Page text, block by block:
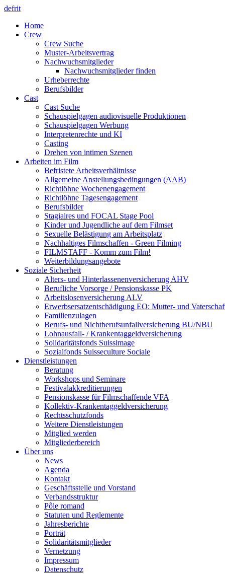
defrit
Home
Crew
Crew Suche
Muster-Arbeitsvertrag
Nachwuchsmitglieder
Nachwuchsmitglieder finden
Urheberrechte
Berufsbilder
Cast
Cast Suche
Schauspielgagen audiovisuelle Produktionen
Schauspielgagen Werbung
Interpretenrechte und KI
Casting
Drehen von intimen Szenen
Arbeiten im Film
Befristete Arbeitsverhältnisse
Allgemeine Anstellungsbedingungen (AAB)
Richtlöhne Wochenengagement
Richtlöhne Tagesengagement
Berufsbilder
Stagiaires und FOCAL Stage Pool
Kinder und Jugendliche auf dem Filmset
Sexuelle Belästigung am Arbeitsplatz
Nachhaltiges Filmschaffen - Green Filming
FILMSTAFF - Komm zum Film!
Weiterbildungsangebote
Soziale Sicherheit
Alters- und Hinterlassenenversicherung AHV
Berufliche Vorsorge / Pensionskasse PK
Arbeitslosenversicherung ALV
Erwerbsersatzentschädigung EO: Mutter- und
Familienzulagen
Berufs- und Nichtberufsunfallversicherung BU/NBU
Lohnausfall- / Krankentaggeldversicherung
Solidaritätsfonds Suissimage
Sozialfonds Suisseculture Sociale
Dienstleistungen
Beratung
Workshops und Seminare
Festivalakkreditierungen
Pensionskasse für Filmschaffende VFA
Kollektiv-Krankentaggeldversicherung
Rechtsschutzfonds
Weitere Dienstleistungen
Mitglied werden
Mitgliederbereich
Über uns
News
Agenda
Kontakt
Geschäftsstelle und Vorstand
Verbandsstruktur
Pôle romand
Statuten und Reglemente
Jahresberichte
Porträt
Solidaritätsmitglieder
Vernetzung
Impressum
Datenschutz